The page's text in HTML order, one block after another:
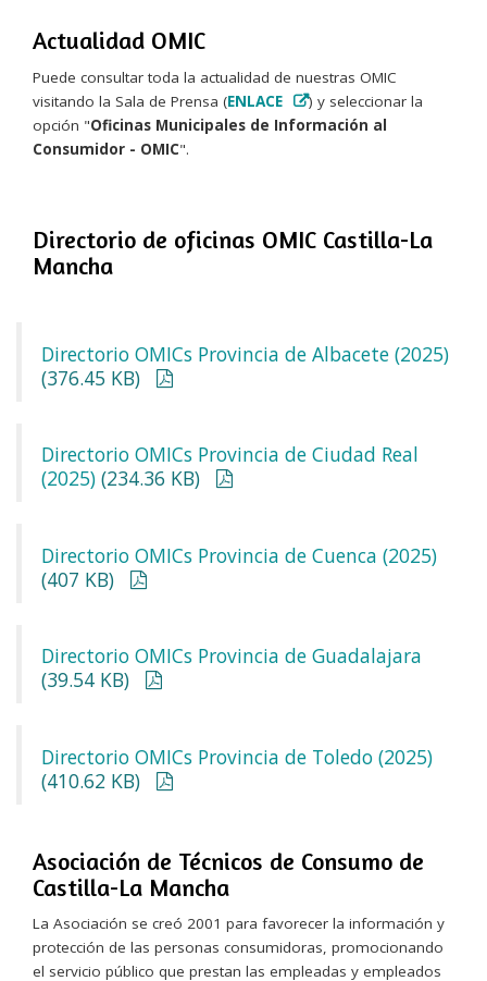
Actualidad OMIC
Puede consultar toda la actualidad de nuestras OMIC
visitando la Sala de Prensa (ENLACE
) y seleccionar la
opción "Oficinas Municipales de Información al
Consumidor - OMIC".
Directorio de oficinas OMIC Castilla-La
Mancha
Directorio OMICs Provincia de Albacete (2025)
(376.45 KB)
Directorio OMICs Provincia de Ciudad Real
(2025) (234.36 KB)
Directorio OMICs Provincia de Cuenca (2025)
(407 KB)
Directorio OMICs Provincia de Guadalajara
(39.54 KB)
Directorio OMICs Provincia de Toledo (2025)
(410.62 KB)
Asociación de Técnicos de Consumo de
Castilla-La Mancha
La Asociación se creó 2001 para favorecer la información y
protección de las personas consumidoras, promocionando
el servicio público que prestan las empleadas y empleados